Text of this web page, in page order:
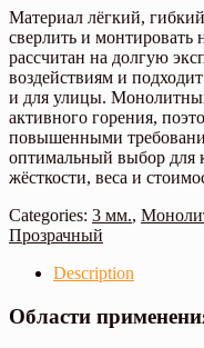
Материал лёгкий,
сверлить и
рассчитан на долгую
воздействиям и
и для улицы.
активного горения,
повышенными
оптимальный выбор для
жёсткости, веса и
Categories: 3 мм.,
Прозрачный
Description
Области